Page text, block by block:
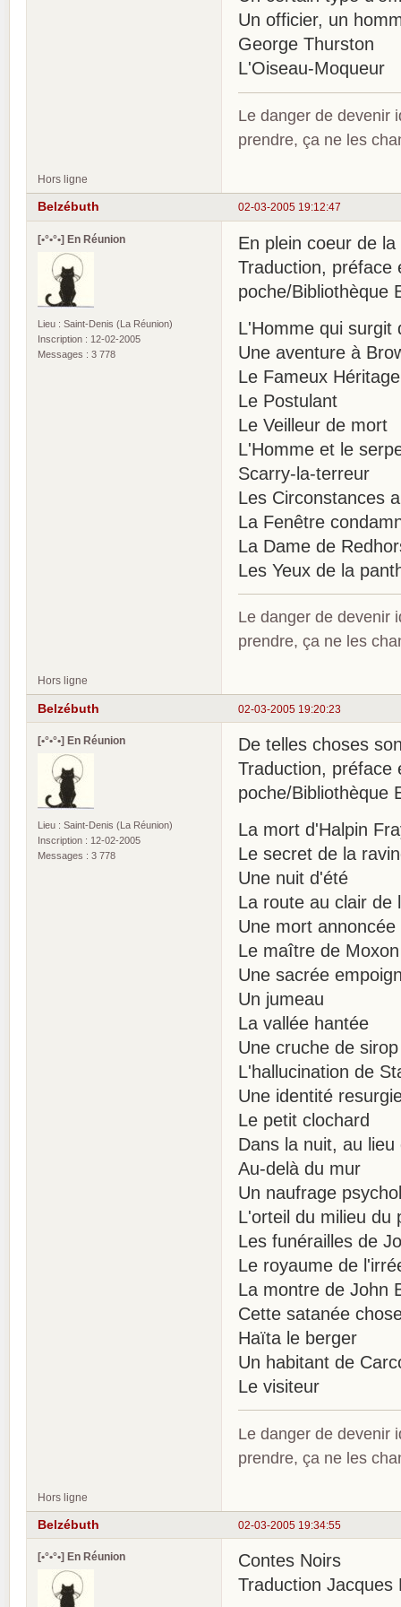
Un officier, un
George Thurston
L'Oiseau-Moqueur
Le danger de devenir
prendre, ça ne les
Hors ligne
02-03-2005 19:12:47
Belzébuth
[•°•°•] En Réunion
Lieu : Saint-Denis (La Réunion)
Inscription : 12-02-2005
Messages : 3 778
En plein coeur de
Traduction, préface
poche/Bibliothèque
L'Homme qui surgit
Une aventure à
Le Fameux
Le Postulant
Le Veilleur de mort
L'Homme et le
Scarry-la-terreur
Les Circonstances
La Fenêtre
La Dame de
Les Yeux de la
Le danger de devenir
prendre, ça ne les
Hors ligne
02-03-2005 19:20:23
Belzébuth
[•°•°•] En Réunion
Lieu : Saint-Denis (La Réunion)
Inscription : 12-02-2005
Messages : 3 778
De telles choses
Traduction,
poche/Bibliothèque
La mort d'Halpin
Le secret de la
Une nuit d'été
La route au clair de
Une mort annoncée
Le maître de Moxon
Une sacrée
Un jumeau
La vallée hantée
Une cruche de sirop
L'hallucination de
Une identité
Le petit clochard
Dans la nuit, au
Au-delà du mur
Un naufrage
L'orteil du milieu du
Les funérailles de
Le royaume de
La montre de John
Cette satanée
Haïta le berger
Un habitant de
Le visiteur
Le danger de devenir
prendre, ça ne les
Hors ligne
02-03-2005 19:34:55
Belzébuth
[•°•°•] En Réunion
Contes Noirs
Traduction Jacques